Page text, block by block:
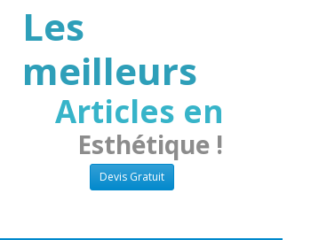
Les
meilleurs
Articles en
Esthétique !
Devis Gratuit